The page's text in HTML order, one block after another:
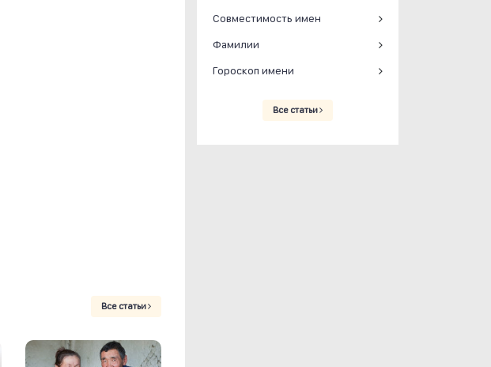
Все статьи
Совместимость имен
Фамилии
Гороскоп имени
Все статьи